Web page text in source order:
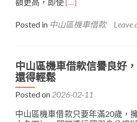
品
攜
手
過
務
about
機
車
款
務
Posted in 中山區機車借款 Leave
中山區機車借款信譽良好
還得輕鬆
Posted on 2026-02-11
中山區機車借款只要年滿20歲，